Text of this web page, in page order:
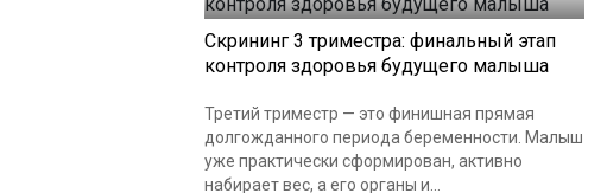
Скрининг 3 триместра: финальный этап
контроля здоровья будущего малыша
Третий триместр — это финишная прямая
долгожданного периода беременности. Малыш
уже практически сформирован, активно
набирает вес, а его органы и...